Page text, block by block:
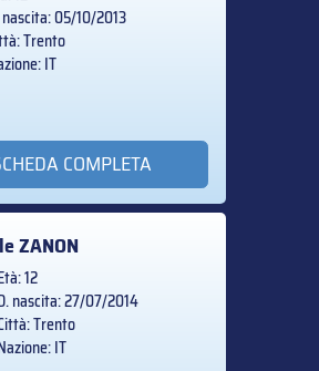
nascita: 05/10/2013
Trento
IT
COMPLETA
ZANON
12
nascita: 27/07/2014
Trento
IT